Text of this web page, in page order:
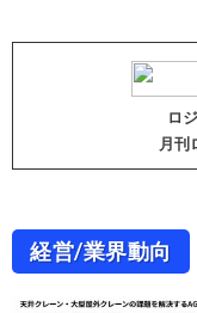
ロ
月刊
経営/業界動向